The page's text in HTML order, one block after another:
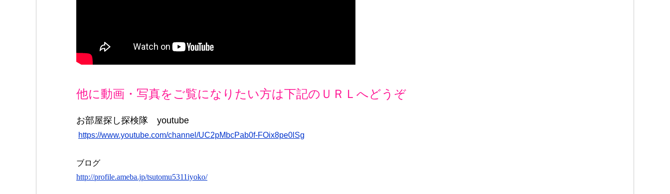
他に動画・写真をご覧になりたい方は下記のＵＲＬへどうぞ
お部屋探し探検隊 youtube
https://www.youtube.com/channel/UC2pMbcPab0f-FOix8pe0lSg
ブログ
http://profile.ameba.jp/tsutomu5311iyoko/